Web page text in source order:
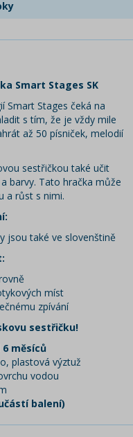
Smart Stages SK
Smart Stages čeká na
s tím, že je vždy mile
až 50 písniček, melodií
sestřičkou také učit
barvy. Tato hračka může
a růst s nimi.
jsou také ve slovenštině
míst
zpívání
sestřičku!
6 měsíců
plastová výztuž
vodou
balení)